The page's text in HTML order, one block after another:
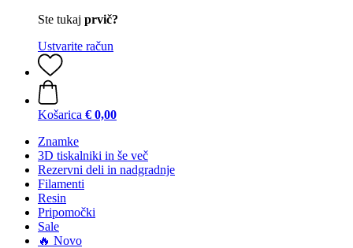
Ste tukaj prvič?
Ustvarite račun
Košarica € 0,00
Znamke
3D tiskalniki in še več
Rezervni deli in nadgradnje
Filamenti
Resin
Pripomočki
Sale
🔥 Novo